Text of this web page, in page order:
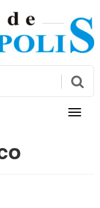

Toggle